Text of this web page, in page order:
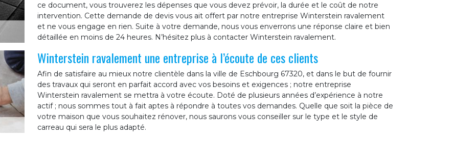
ce document, vous trouverez les dépenses que vous devez prévoir, la durée et le coût de notre
intervention. Cette demande de devis vous ait offert par notre entreprise Winterstein ravalement
et ne vous engage en rien. Suite à votre demande, nous vous enverrons une réponse claire et bien
détaillée en moins de 24 heures. N’hésitez plus à contacter Winterstein ravalement.
Winterstein ravalement une entreprise à l’écoute de ces clients
Afin de satisfaire au mieux notre clientèle dans la ville de Eschbourg 67320, et dans le but de fournir
des travaux qui seront en parfait accord avec vos besoins et exigences ; notre entreprise
Winterstein ravalement se mettra à votre écoute. Doté de plusieurs années d’expérience à notre
actif ; nous sommes tout à fait aptes à répondre à toutes vos demandes. Quelle que soit la pièce de
votre maison que vous souhaitez rénover, nous saurons vous conseiller sur le type et le style de
carreau qui sera le plus adapté.